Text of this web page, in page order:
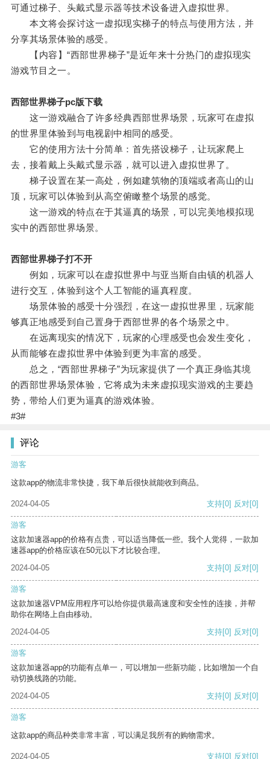
可通过梯子、头戴式显示器等技术设备进入虚拟世界。
本文将会探讨这一虚拟现实梯子的特点与使用方法，并
分享其场景体验的感受。
【内容】“西部世界梯子”是近年来十分热门的虚拟现实
游戏节目之一。
西部世界梯子pc版下载
这一游戏融合了许多经典西部世界场景，玩家可在虚拟
的世界里体验到与电视剧中相同的感受。
它的使用方法十分简单：首先搭设梯子，让玩家爬上
去，接着戴上头戴式显示器，就可以进入虚拟世界了。
梯子设置在某一高处，例如建筑物的顶端或者高山的山
顶，玩家可以体验到从高空俯瞰整个场景的感觉。
这一游戏的特点在于其逼真的场景，可以完美地模拟现
实中的西部世界场景。
西部世界梯子打不开
例如，玩家可以在虚拟世界中与亚当斯自由镇的机器人
进行交互，体验到这个人工智能的逼真程度。
场景体验的感受十分强烈，在这一虚拟世界里，玩家能
够真正地感受到自己置身于西部世界的各个场景之中。
在远离现实的情况下，玩家的心理感受也会发生变化，
从而能够在虚拟世界中体验到更为丰富的感受。
总之，“西部世界梯子”为玩家提供了一个真正身临其境
的西部世界场景体验，它将成为未来虚拟现实游戏的主要趋
势，带给人们更为逼真的游戏体验。
#3#
评论
游客
这款app的物流非常快捷，我下单后很快就能收到商品。
2024-04-05 支持[0] 反对[0]
游客
这款加速器app的价格有点贵，可以适当降低一些。我个人觉得，一款加
速器app的价格应该在50元以下才比较合理。
2024-04-05
支持[0] 反对[0]
游客
这款加速器VPM应用程序可以给你提供最高速度和安全性的连接，并帮
助你在网络上自由移动。
2024-04-05
支持[0] 反对[0]
游客
这款加速器app的功能有点单一，可以增加一些新功能，比如增加一个自
动切换线路的功能。
2024-04-05
支持[0] 反对[0]
游客
这款app的商品种类非常丰富，可以满足我所有的购物需求。
2024-04-05 支持[0] 反对[0]